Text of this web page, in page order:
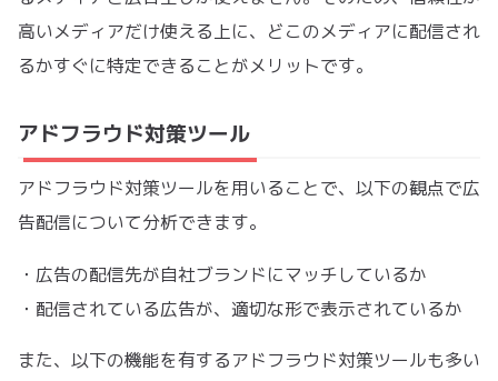
高いメディアだけ使える上に、どこのメディアに配信され
るかすぐに特定できることがメリットです。
アドフラウド対策ツール
アドフラウド対策ツールを用いることで、以下の観点で広
告配信について分析できます。
・広告の配信先が自社ブランドにマッチしているか
・配信されている広告が、適切な形で表示されているか
また、以下の機能を有するアドフラウド対策ツールも多い